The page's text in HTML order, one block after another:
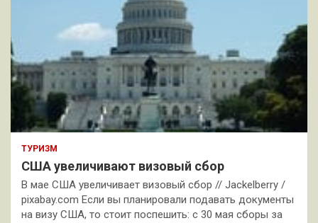
ТУРИЗМ
США увеличивают визовый сбор
В мае США увеличивает визовый сбор // Jackelberry /
pixabay.com Если вы планировали подавать документы
на визу США, то стоит поспешить: с 30 мая сборы за